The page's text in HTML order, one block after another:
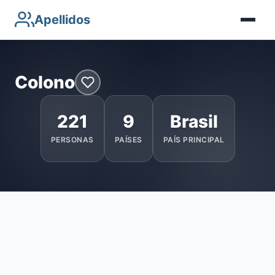
Apellidos
Colono
221
PERSONAS
9
PAÍSES
Brasil
PAÍS PRINCIPAL